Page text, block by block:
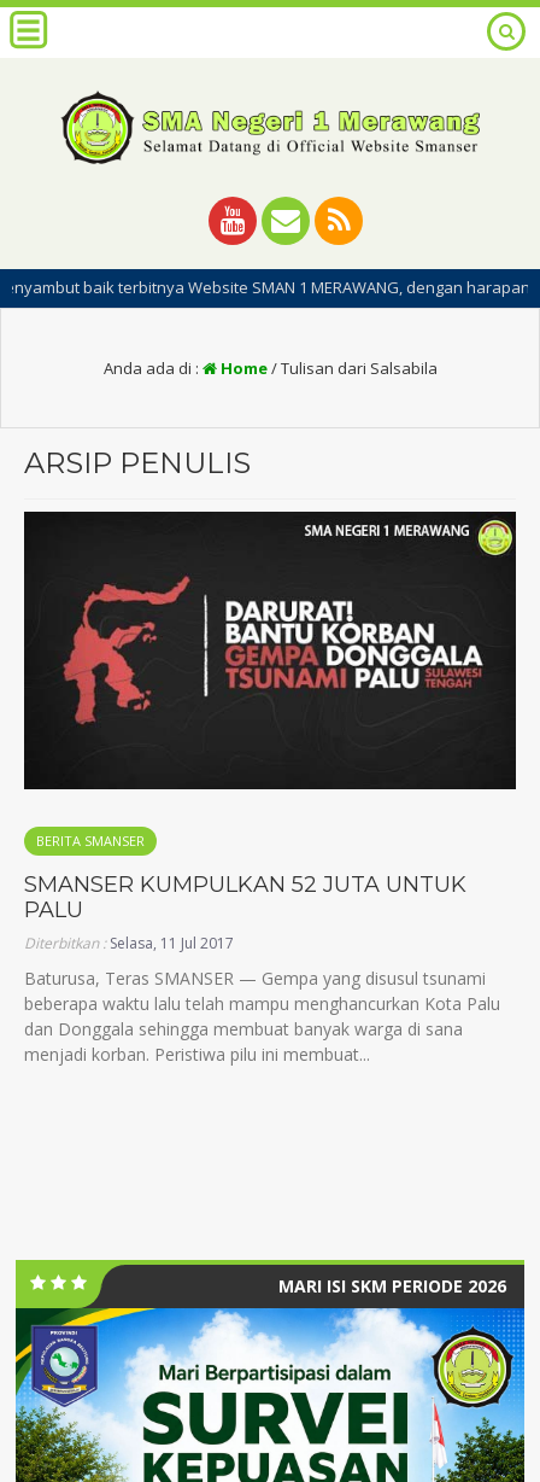
baik terbitnya Website SMAN 1 MERAWANG, dengan harapan
Anda ada di : Home/Tulisan dari Salsabila
ARSIP PENULIS
BERITA SMANSER
SMANSER KUMPULKAN 52 JUTA UNTUK
PALU
Diterbitkan :Selasa, 11 Jul 2017
Baturusa, Teras SMANSER — Gempa yang disusul tsunami
beberapa waktu lalu telah mampu menghancurkan Kota Palu
dan Donggala sehingga membuat banyak warga di sana
menjadi korban. Peristiwa pilu ini membuat...
MARI ISI SKM PERIODE 2026